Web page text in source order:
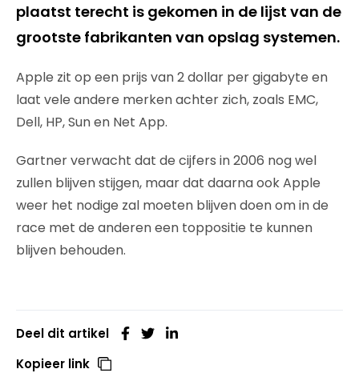
plaatst terecht is gekomen in de lijst van de
grootste fabrikanten van opslag systemen.
Apple zit op een prijs van 2 dollar per gigabyte en
laat vele andere merken achter zich, zoals EMC,
Dell, HP, Sun en Net App.
Gartner verwacht dat de cijfers in 2006 nog wel
zullen blijven stijgen, maar dat daarna ook Apple
weer het nodige zal moeten blijven doen om in de
race met de anderen een toppositie te kunnen
blijven behouden.
Deel dit artikel
Kopieer link